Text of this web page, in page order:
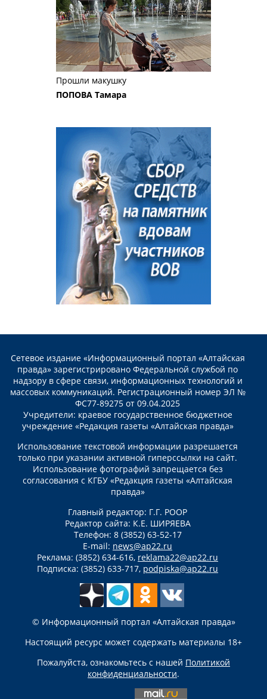
Прошли макушку
ПОПОВА Тамара
Сетевое издание «Информационный портал «Алтайская
правда» зарегистрировано Федеральной службой по
надзору в сфере связи, информационных технологий и
массовых коммуникаций. Регистрационный номер ЭЛ №
ФС77-89275 от 09.04.2025
Учредители: краевое государственное бюджетное
учреждение «Редакция газеты «Алтайская правда»
Использование текстовой информации разрешается
только при указании активной гиперссылки на сайт.
Использование фотографий запрещается без
согласования с КГБУ «Редакция газеты «Алтайская
правда»
Главный редактор: Г.Г. РООР
Редактор сайта: К.Е. ШИРЯЕВА
Телефон: 8 (3852) 63-52-17
E-mail: news@ap22.ru
Реклама: (3852) 634-616, reklama22@ap22.ru
Подписка: (3852) 633-717, podpiska@ap22.ru
© Информационный портал «Алтайская правда»
Настоящий ресурс может содержать материалы 18+
Пожалуйста, ознакомьтесь с нашей Политикой
конфиденциальности.